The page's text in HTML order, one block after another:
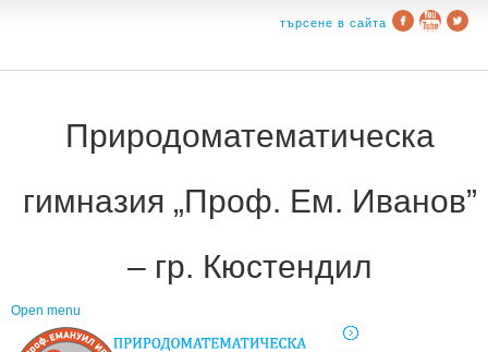
търсене в сайта
Природоматематическа
гимназия „Проф. Ем. Иванов”
– гр. Кюстендил
Open menu